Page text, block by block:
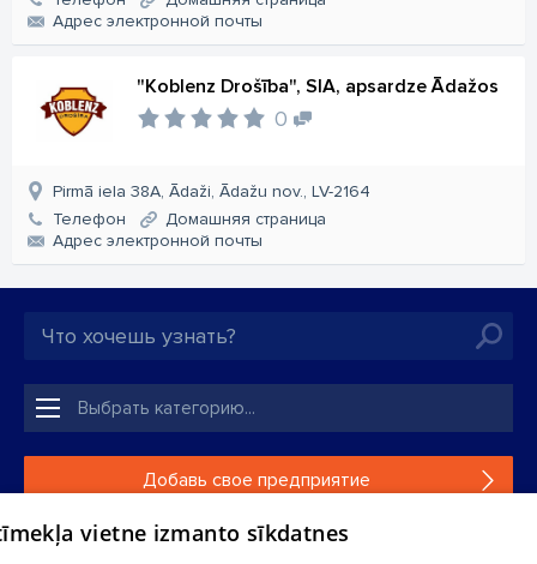
Aдрес электронной почты
"Koblenz Drošība", SIA, apsardze Ādažos
0
Pirmā iela 38A, Ādaži, Ādažu nov., LV-2164
Телефон
Домашняя страница
Aдрес электронной почты
Добавь свое предприятие
Если твоего предприятия нет в нашей базе данных,
vietne izmanto sīkdatnes